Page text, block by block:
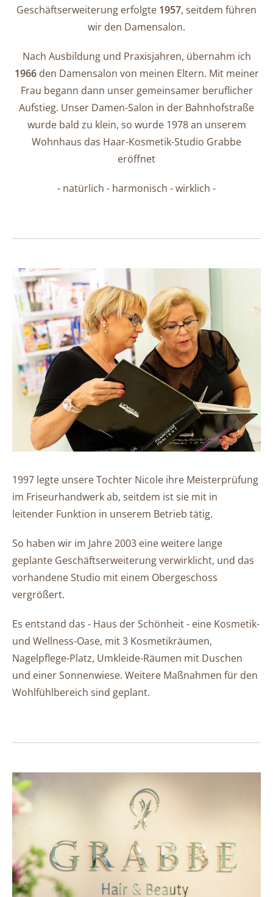
Geschäftserweiterung erfolgte 1957, seitdem führen
wir den Damensalon.
Nach Ausbildung und Praxisjahren, übernahm ich
1966den Damensalon von meinen Eltern. Mit meiner
Frau begann dann unser gemeinsamer beruflicher
Aufstieg. Unser Damen-Salon in der Bahnhofstraße
wurde bald zu klein, so wurde 1978 an unserem
Wohnhaus das Haar-Kosmetik-Studio Grabbe
eröffnet
- natürlich - harmonisch - wirklich -
1997 legte unsere Tochter Nicole ihre Meisterprüfung
im Friseurhandwerk ab, seitdem ist sie mit in
leitender Funktion in unserem Betrieb tätig.
So haben wir im Jahre 2003 eine weitere lange
geplante Geschäftserweiterung verwirklicht, und das
vorhandene Studio mit einem Obergeschoss
vergrößert.
Es entstand das - Haus der Schönheit - eine Kosmetik-
und Wellness-Oase, mit 3 Kosmetikräumen,
Nagelpflege-Platz, Umkleide-Räumen mit Duschen
und einer Sonnenwiese. Weitere Maßnahmen für den
Wohlfühlbereich sind geplant.